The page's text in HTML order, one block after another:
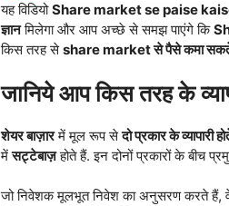
यह विडियोShare market se paise
ज्ञानमिलेगा और आप अच्छे से समझ पाएंगे कि
किस तरह सेshare market से पैसे कमा
जानिये आप किस तरह के
शेयर बाज़ारमें मूल रूप सेदो प्रकार के व्यापारी
मेंसट्टेबाज़होते हैं. इन दोनों प्रकारों के बीच
जो निवेशक मूलभूत निवेश का अनुसरण करते हैं, वे